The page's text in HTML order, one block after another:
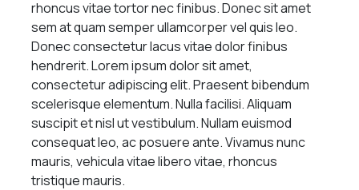
rhoncus vitae tortor nec finibus. Donec sit amet
sem at quam semper ullamcorper vel quis leo.
Donec consectetur lacus vitae dolor finibus
hendrerit. Lorem ipsum dolor sit amet,
consectetur adipiscing elit. Praesent bibendum
scelerisque elementum. Nulla facilisi. Aliquam
suscipit et nisl ut vestibulum. Nullam euismod
consequat leo, ac posuere ante. Vivamus nunc
mauris, vehicula vitae libero vitae, rhoncus
tristique mauris.